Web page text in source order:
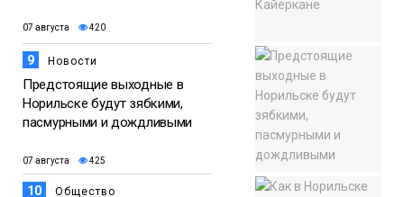
07 августа 420
9 Новости
Предстоящие выходные в
Норильске будут зябкими,
пасмурными и дождливыми
07 августа 425
10 Общество